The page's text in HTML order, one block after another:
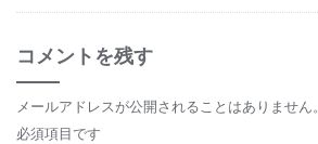
コメントを残す
メールアドレスが公開されることはありません。
必須項目です